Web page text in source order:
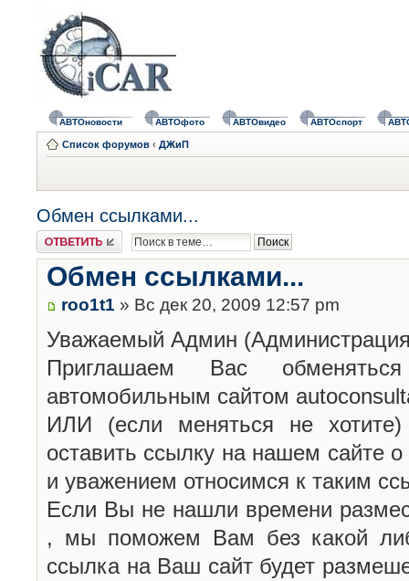
АВТОновости АВТОфото АВТОвидео АВТОспорт
Список форумов ‹ ДЖиП
Обмен ссылками...
Ответить
Обмен ссылками...
roo1t1 » Вс дек 20, 2009 12:57 pm
Уважаемый Админ
Приглашаем Вас
автомобильным сайтом
ИЛИ (если меняться не
оставить ссылку на нашем сайте
и уважением относимся к таким
Если Вы не нашли времени
, мы поможем Вам без какой
ссылка на Ваш сайт будет